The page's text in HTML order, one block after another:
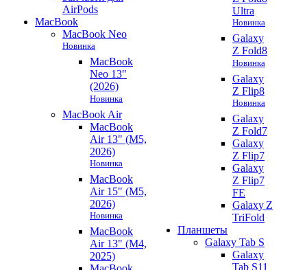
AirPods
MacBook
MacBook Neo
Новинка
MacBook
Neo 13"
(2026)
Новинка
MacBook Air
MacBook
Air 13" (M5,
2026)
Новинка
MacBook
Air 15" (M5,
2026)
Новинка
MacBook
Air 13" (M4,
2025)
Ultra
Новинка
Galaxy
Z Fold8
Новинка
Galaxy
Z Flip8
Новинка
Galaxy
Z Fold7
Galaxy
Z Flip7
Galaxy
Z Flip7
FE
Galaxy Z
TriFold
Планшеты
Galaxy Tab S
Galaxy
Tab S11